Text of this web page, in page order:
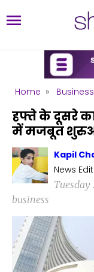
Home » Business
हफ्ते के दूसरे
में मजबूत
Kapil
News
business